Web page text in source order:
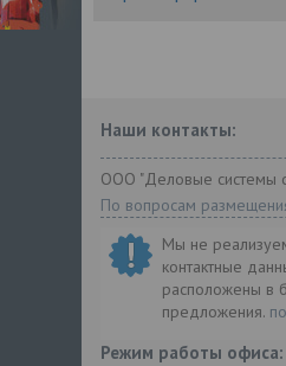
Наши контакты:
ООО "Деловые системы
По вопросам
Мы не
контактные
расположены в
предложения.
Режим работы офиса: